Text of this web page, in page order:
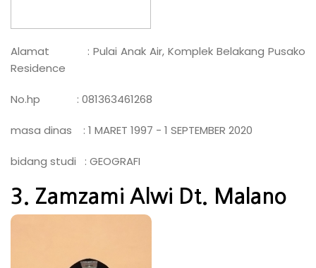
Alamat : Pulai Anak Air, Komplek Belakang Pusako
Residence
No.hp : 081363461268
masa dinas : 1 MARET 1997 - 1 SEPTEMBER 2020
bidang studi : GEOGRAFI
3. Zamzami Alwi Dt. Malano